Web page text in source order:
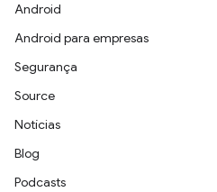
Android
Android para empresas
Segurança
Source
Notícias
Blog
Podcasts